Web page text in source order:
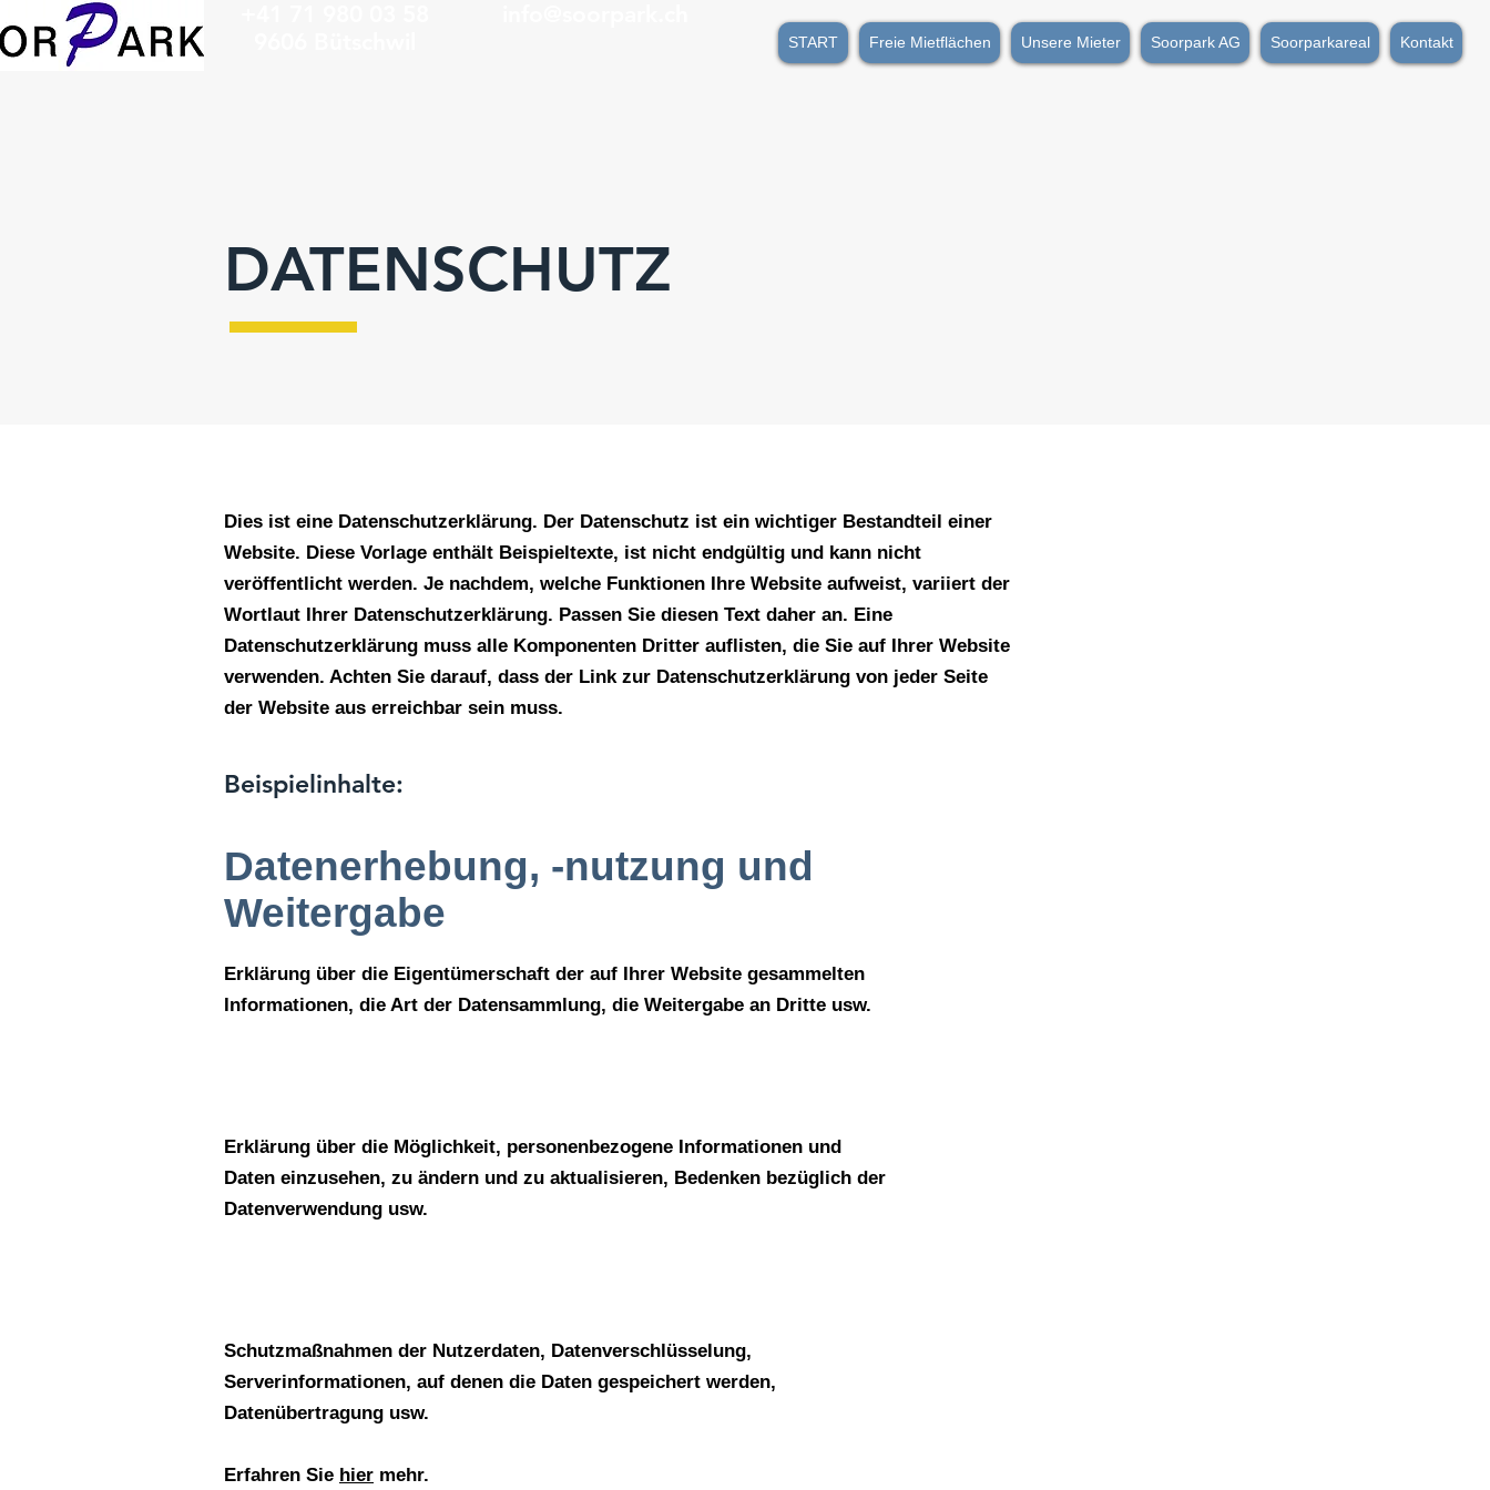
START Freie Mietflächen Unsere Mieter Soorpark AG Soorparkareal Kontakt
DATENSCHUTZ
Dies ist eine Datenschutzerklärung. Der Datenschutz ist ein wichtiger Bestandteil einer
Website. Diese Vorlage enthält Beispieltexte, ist nicht endgültig und kann nicht
veröffentlicht werden. Je nachdem, welche Funktionen Ihre Website aufweist, variiert der
Wortlaut Ihrer Datenschutzerklärung. Passen Sie diesen Text daher an. Eine
Datenschutzerklärung muss alle Komponenten Dritter auflisten, die Sie auf Ihrer Website
verwenden. Achten Sie darauf, dass der Link zur Datenschutzerklärung von jeder Seite
der Website aus erreichbar sein muss.
Beispielinhalte:
Datenerhebung, -nutzung und
Weitergabe
Erklärung über die Eigentümerschaft der auf Ihrer Website gesammelten
Informationen, die Art der Datensammlung, die Weitergabe an Dritte usw.
Erklärung über die Möglichkeit, personenbezogene Informationen und
Daten einzusehen, zu ändern und zu aktualisieren, Bedenken bezüglich der
Datenverwendung usw.
Schutzmaßnahmen der Nutzerdaten, Datenverschlüsselung,
Serverinformationen, auf denen die Daten gespeichert werden,
Datenübertragung usw.
Erfahren Sie hier mehr.